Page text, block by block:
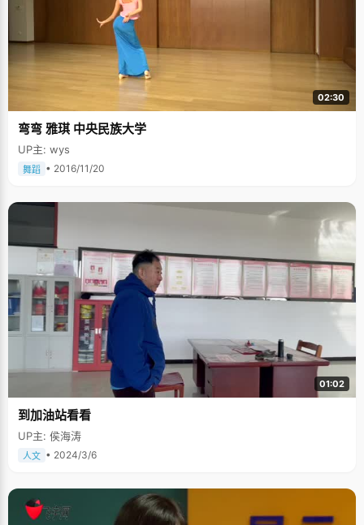
02:30
弯弯 雅琪 中央民族大学
UP主: wys
舞蹈 • 2016/11/20
01:02
到加油站看看
UP主: 侯海涛
人文 • 2024/3/6